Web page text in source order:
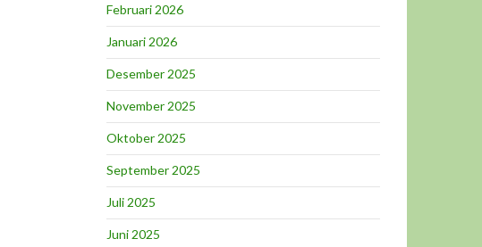
Februari 2026
Januari 2026
Desember 2025
November 2025
Oktober 2025
September 2025
Juli 2025
Juni 2025